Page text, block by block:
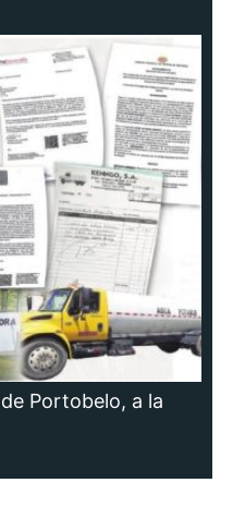
Portobelo, a la